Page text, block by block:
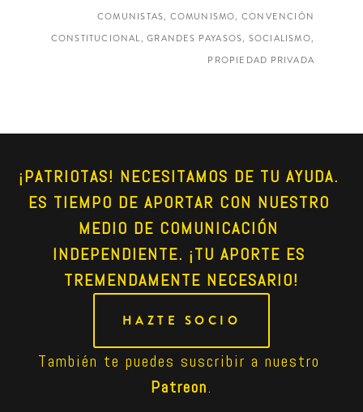
COMUNISTAS, COMUNISMO, CONVENCIÓN
CONSTITUCIONAL, GRANDES PAYASOS, SOCIALISMO,
PROPIEDAD PRIVADA
¡PATRIOTAS! NECESITAMOS DE TU AYUDA.
ES TIEMPO DE APORTAR CON NUESTRO
MEDIO DE COMUNICACIÓN
INDEPENDIENTE. ¡TU APORTE ES
TREMENDAMENTE NECESARIO!
HAZTE SOCIO
Patreon.